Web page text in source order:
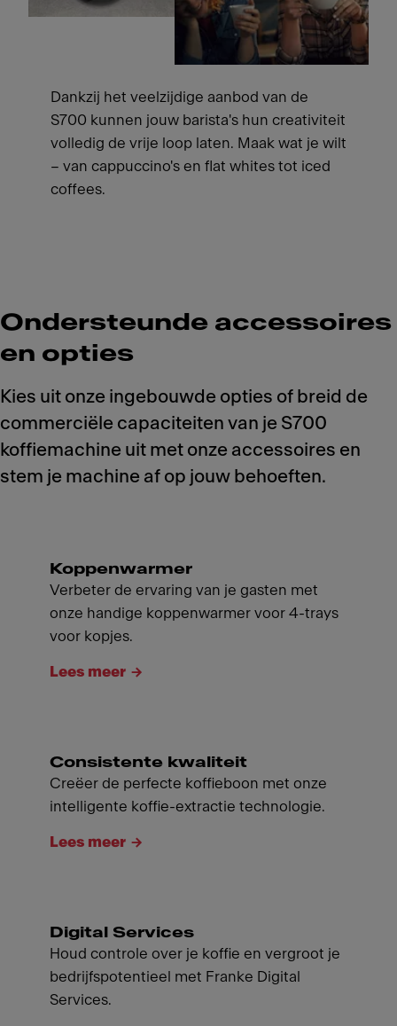
Dankzij het veelzijdige aanbod van de
S700 kunnen jouw barista's hun creativiteit
volledig de vrije loop laten. Maak wat je wilt
– van cappuccino's en flat whites tot iced
coffees.
Ondersteunde accessoires
en opties
Kies uit onze ingebouwde opties of breid de
commerciële capaciteiten van je S700
koffiemachine uit met onze accessoires en
stem je machine af op jouw behoeften.
Koppenwarmer
Verbeter de ervaring van je gasten met
onze handige koppenwarmer voor 4-trays
voor kopjes.
Lees meer
Consistente kwaliteit
Creëer de perfecte koffieboon met onze
intelligente koffie-extractie technologie.
Lees meer
Digital Services
Houd controle over je koffie en vergroot je
bedrijfspotentieel met Franke Digital
Services.